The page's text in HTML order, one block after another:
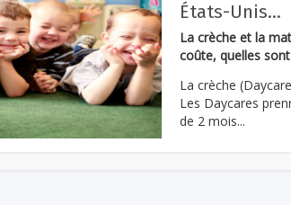
États-Unis…
La crèche et la
coûte, quelles
La crèche
Les Daycares
de 2 mois...